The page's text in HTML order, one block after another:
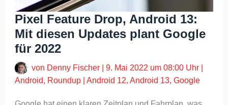
Pixel Feature Drop, Android 13:
Mit diesen Updates plant Google
für 2022
von Denny Fischer |9. Mai 2022 um 08:00 Uhr
Android, Roundup |Android 12,Android 13,Google